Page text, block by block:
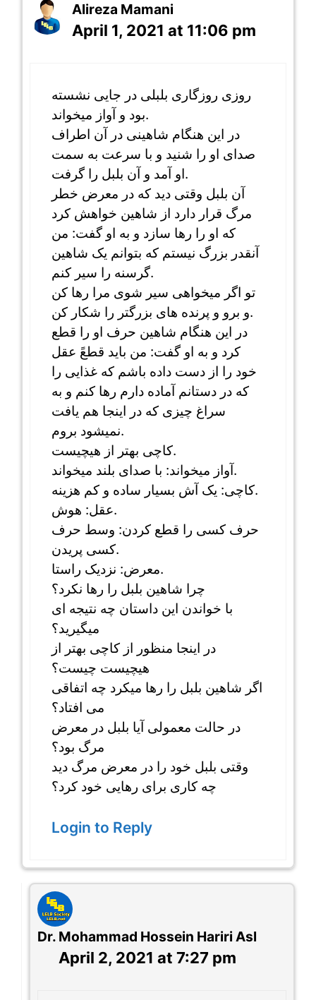
Alireza Mamani
April 1, 2021 at 11:06 pm
روزی روزگاری بلبلی در جایی نشسته
بود و آواز میخواند.
در این هنگام شاهینی در آن اطراف
صدای او را شنید و با سرعت به سمت
او آمد و آن بلبل را گرفت.
آن بلبل وقتی دید که در معرض خطر
مرگ قرار دارد از شاهین خواهش کرد
که او را رها سازد و به او گفت: من
آنقدر بزرگ نیستم که بتوانم یک شاهین
گرسنه را سیر کنم.
تو اگر میخواهی سیر شوی مرا رها کن
و برو و پرنده های بزرگتر را شکار کن.
در این هنگام شاهین حرف او را قطع
کرد و به او گفت: من باید قطعً عقل
خود را از دست داده باشم که غذایی را
که در دستانم آماده دارم رها کنم و به
سراغ چیزی که در اینجا هم یافت
نمیشود بروم.
کاچی بهتر از هیچیست.
آواز میخواند: با صدای بلند میخواند.
کاچی: یک آش بسیار ساده و کم هزینه.
عقل: هوش.
حرف کسی را قطع کردن: وسط حرف
کسی پریدن.
معرض: نزدیک راستا.
چرا شاهین بلبل را رها نکرد؟
با خواندن این داستان چه نتیجه ای
میگیرید؟
در اینجا منظور از کاچی بهتر از
هیچیست چیست؟
اگر شاهین بلبل را رها میکرد چه اتفاقی
می افتاد؟
در حالت معمولی آیا بلبل در معرض
مرگ بود؟
وقتی بلبل خود را در معرض مرگ دید
چه کاری برای رهایی خود کرد؟
Login to Reply
Dr. Mohammad Hossein Hariri Asl
April 2, 2021 at 7:27 pm